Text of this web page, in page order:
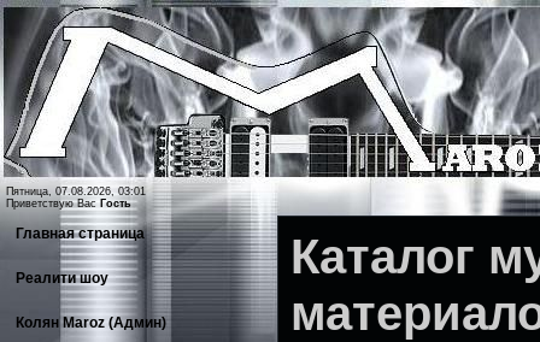
Пятница, 07.08.2026, 03:01
Приветствую Вас Гость
Главная страница
Реалити шоу
Колян Maroz (Админ)
Каталог